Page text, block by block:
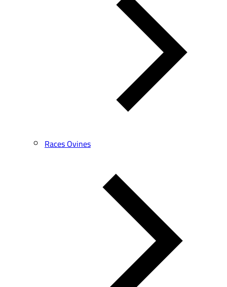
Races Ovines